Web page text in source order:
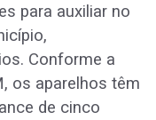
para auxiliar no
Conforme a
os aparelhos têm
de cinco